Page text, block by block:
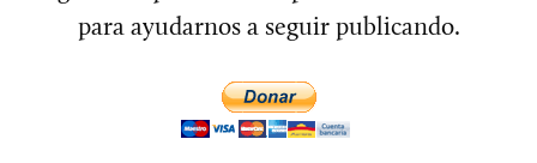
para ayudarnos a seguir publicando.